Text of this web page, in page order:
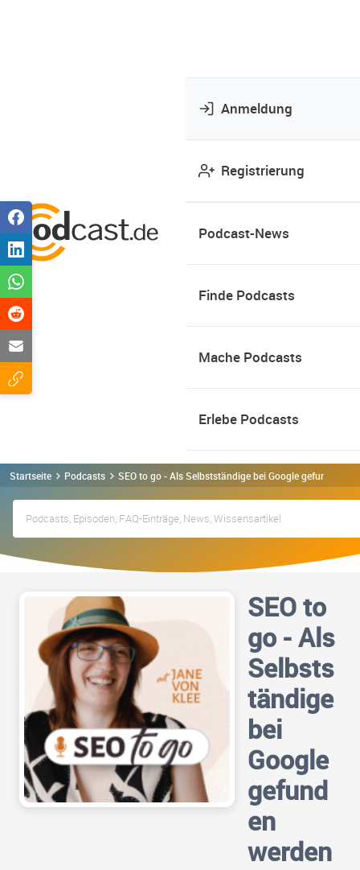
Anmeldung
Registrierung
Podcast-News
Finde Podcasts
Mache Podcasts
Erlebe Podcasts
Startseite Podcasts SEO to go - Als Selbstständige bei Google gefunden
SEO to
go - Als
Selbsts
tändige
bei
Google
gefund
en
werden